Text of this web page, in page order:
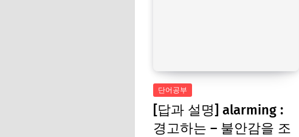
단어공부
[답과 설명] alarming :
경고하는 – 불안감을 조